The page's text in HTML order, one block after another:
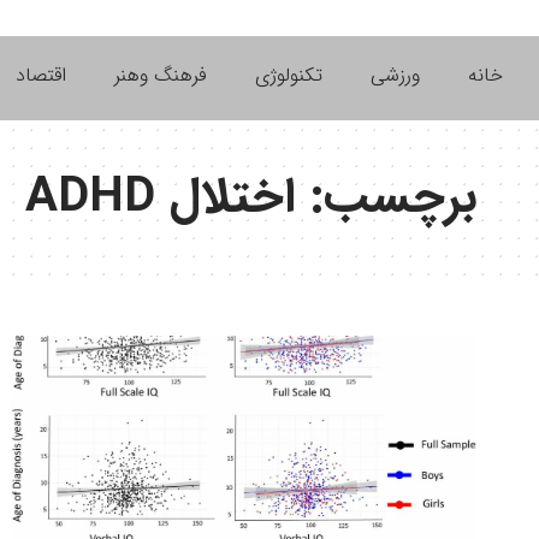
خانه ورزشی تکنولوژی فرهنگ وهنر اقتصاد
برچسب:اختلال ADHD